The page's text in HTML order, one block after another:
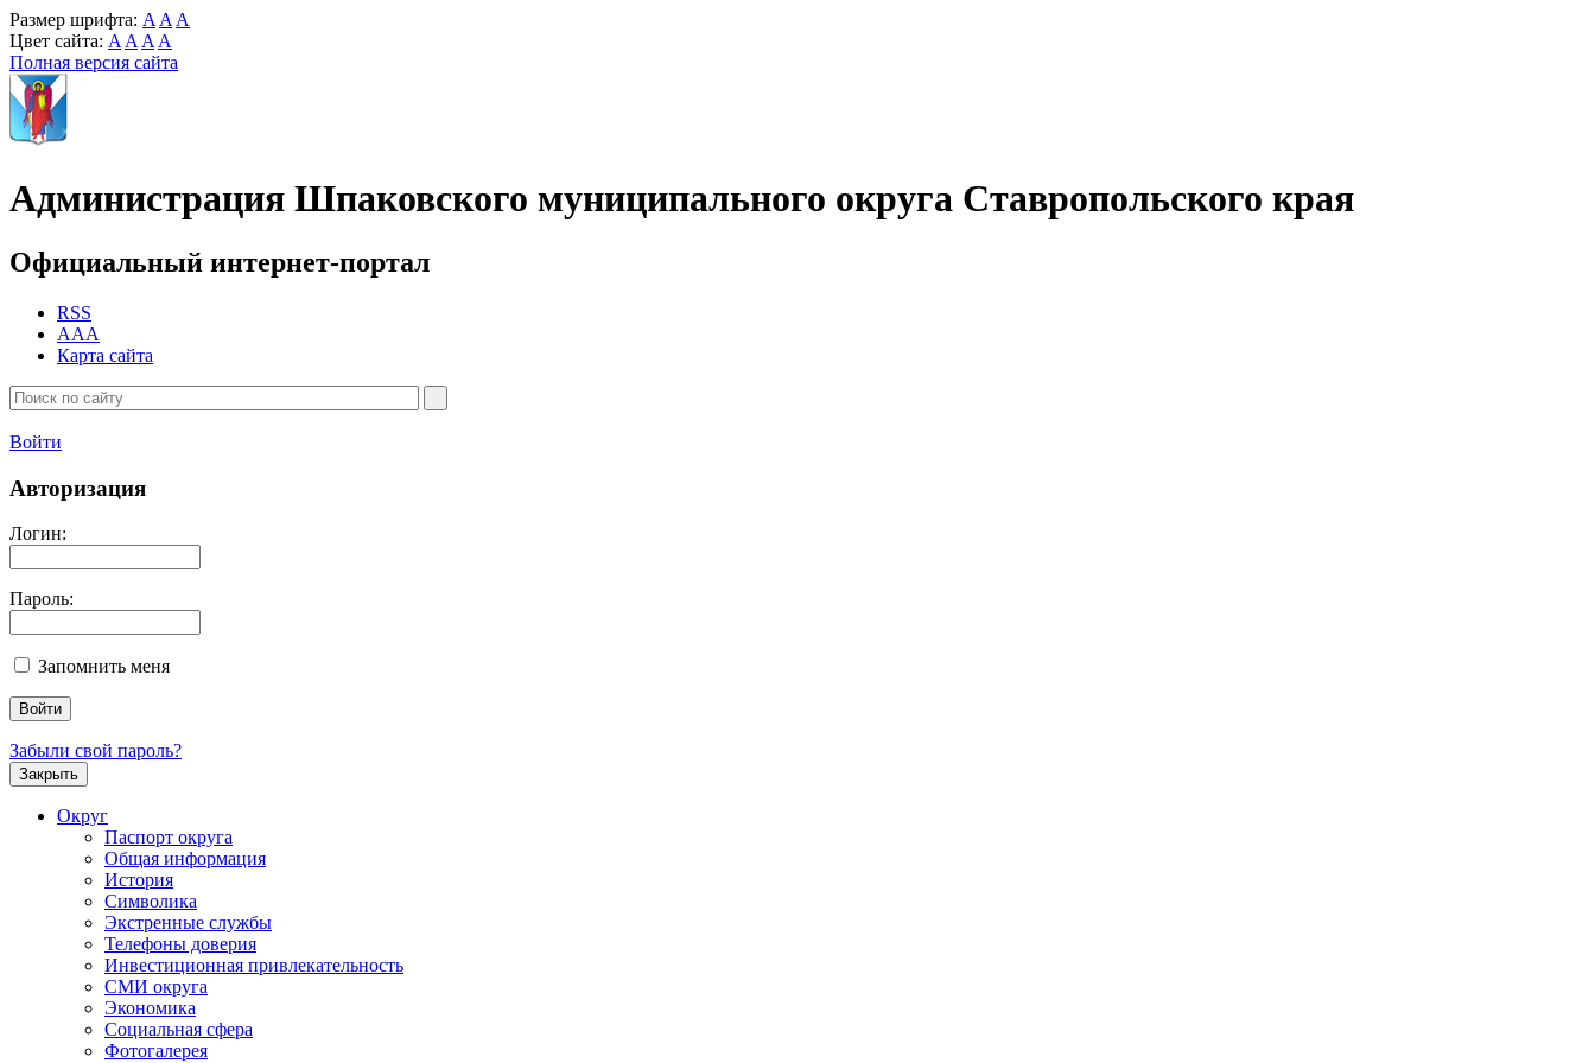
Размер шрифта: A A A
Цвет сайта: A A A A
Полная версия сайта
Администрация Шпаковского муниципального округа Ставропольского края
Официальный интернет-портал
RSS
AAA
Карта сайта
Войти
Авторизация
Логин:
Пароль:
Запомнить меня
Забыли свой пароль?
Закрыть
Округ
Паспорт округа
Общая информация
История
Символика
Экстренные службы
Телефоны доверия
Инвестиционная привлекательность
СМИ округа
Экономика
Социальная сфера
Фотогалерея